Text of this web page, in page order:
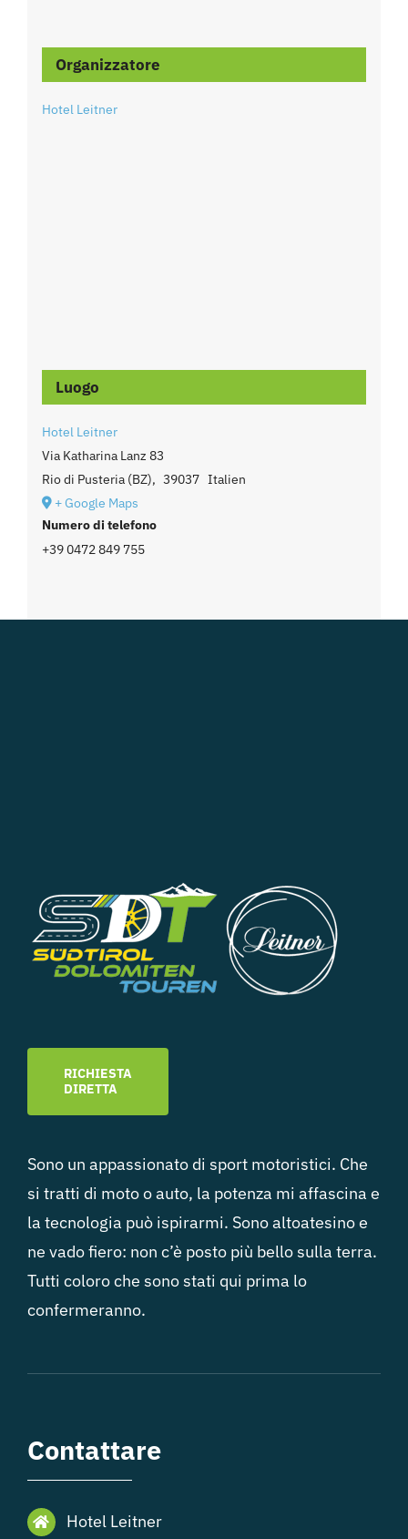
Organizzatore
Hotel Leitner
Luogo
Hotel Leitner
Via Katharina Lanz 83
Rio di Pusteria (BZ), 39037 Italien
+ Google Maps
Numero di telefono
+39 0472 849 755
RICHIESTA
DIRETTA
Sono un appassionato di sport motoristici. Che
si tratti di moto o auto, la potenza mi affascina e
la tecnologia può ispirarmi. Sono altoatesino e
ne vado fiero: non c’è posto più bello sulla terra.
Tutti coloro che sono stati qui prima lo
confermeranno.
Contattare
Hotel Leitner